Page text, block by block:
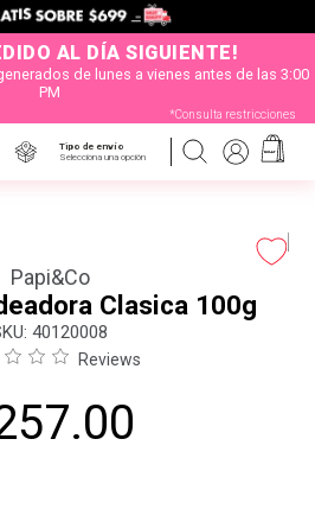
AL DÍA SIGUIENTE!
de lunes a vienes antes de las 3:00
PM
*Consulta restricciones
Tipo de envío
Selecciona una opción
Papi&Co
Clasica 100g
: 40120008
Reviews
.00